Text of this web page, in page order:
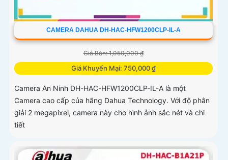
CAMERA DAHUA DH-HAC-HFW1200CLP-IL-A
Giá Bán: 1,050,000 ₫
Giá Khuyến Mại: 750,000 ₫
Camera An Ninh DH-HAC-HFW1200CLP-IL-A là một
Camera cao cấp của hãng Dahua Technology. Với độ phân
giải 2 megapixel, camera này cho hình ảnh sắc nét và chi
tiết